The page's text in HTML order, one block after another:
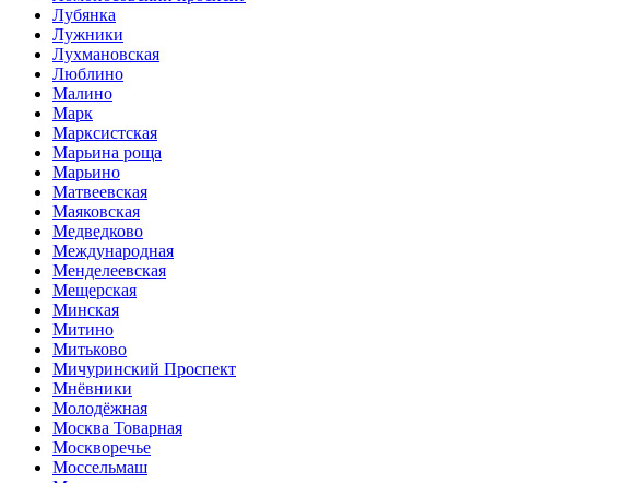
Лубянка
Лужники
Лухмановская
Люблино
Малино
Марк
Марксистская
Марьина роща
Марьино
Матвеевская
Маяковская
Медведково
Международная
Менделеевская
Мещерская
Минская
Митино
Митьково
Мичуринский Проспект
Мнёвники
Молодёжная
Москва Товарная
Москворечье
Моссельмаш